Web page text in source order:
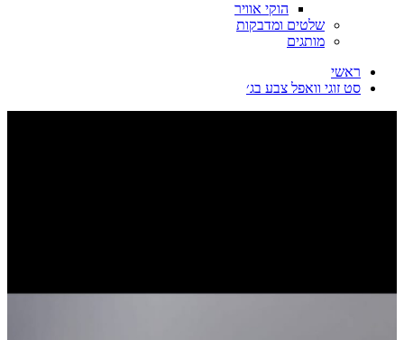
הוקי אוויר
שלטים ומדבקות
מותגים
ראשי
סט זוגי וואפל צבע בג׳